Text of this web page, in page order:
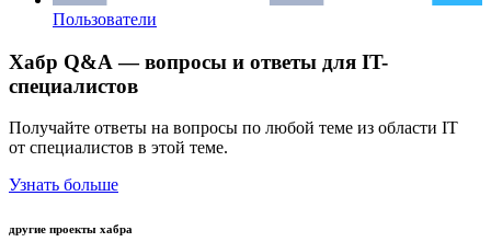
Пользователи
Хабр Q&A — вопросы и ответы для IT-
специалистов
Получайте ответы на вопросы по любой теме из области IT
от специалистов в этой теме.
Узнать больше
другие проекты хабра